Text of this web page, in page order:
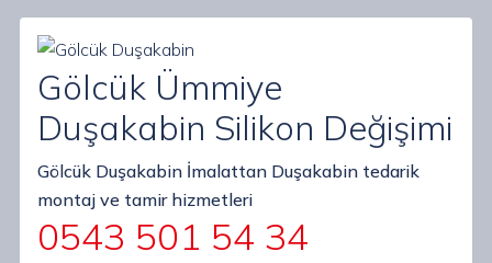
Gölcük Ümmiye
Duşakabin Silikon Değişimi
Gölcük Duşakabin İmalattan Duşakabin tedarik
montaj ve tamir hizmetleri
0543 501 54 34